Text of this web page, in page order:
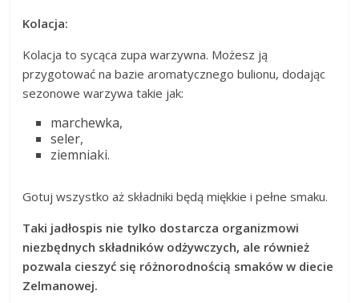
Kolacja:
Kolacja to sycąca zupa warzywna. Możesz ją
przygotować na bazie aromatycznego bulionu, dodając
sezonowe warzywa takie jak:
marchewka,
seler,
ziemniaki.
Gotuj wszystko aż składniki będą miękkie i pełne smaku.
Taki jadłospis nie tylko dostarcza organizmowi
niezbędnych składników odżywczych, ale również
pozwala cieszyć się różnorodnością smaków w diecie
Zelmanowej.